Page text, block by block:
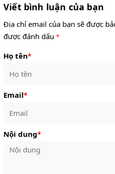
Viết bình luận của bạn
Địa chỉ email của bạn sẽ được
được đánh dấu *
Họ tên*
Email*
Nội dung*